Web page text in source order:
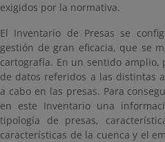
exigidos por la normativa.
El Inventario de Presas se
gestión de gran eficacia, que se
cartografía. En un sentido
de datos referidos a las distintas
a cabo en las presas. Para
en este Inventario una
tipología de presas,
características de la cuenca y el